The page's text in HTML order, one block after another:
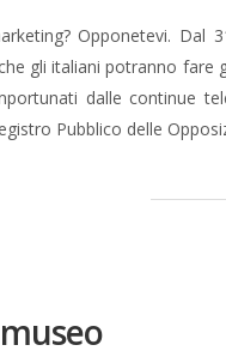
Opponetevi. Dal
gli italiani potranno fare
dalle continue
Pubblico delle